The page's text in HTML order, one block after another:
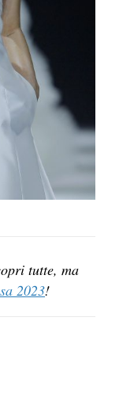
tutte, ma
2023!